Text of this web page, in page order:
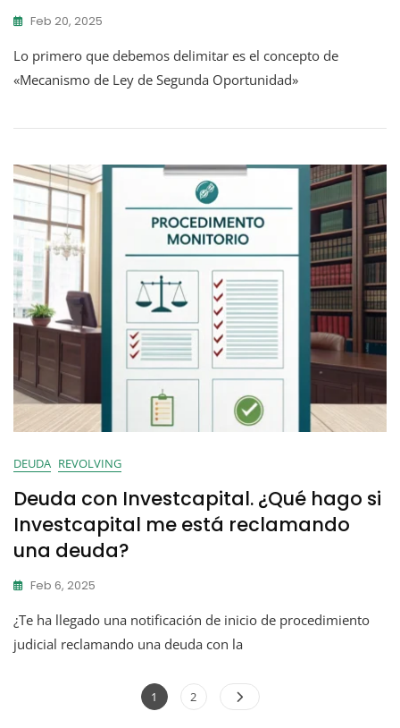
Feb 20, 2025
Lo primero que debemos delimitar es el concepto de
«Mecanismo de Ley de Segunda Oportunidad»
DEUDA REVOLVING
Deuda con Investcapital. ¿Qué hago si
Investcapital me está reclamando
una deuda?
Feb 6, 2025
¿Te ha llegado una notificación de inicio de procedimiento
judicial reclamando una deuda con la
1 2